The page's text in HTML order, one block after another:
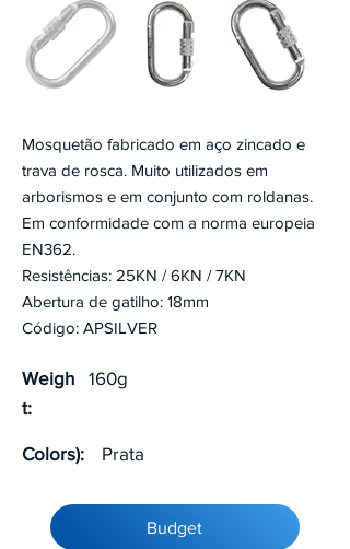
Mosquetão fabricado em aço zincado e
trava de rosca. Muito utilizados em
arborismos e em conjunto com roldanas.
Em conformidade com a norma europeia
EN362.
Resistências: 25KN / 6KN / 7KN
Abertura de gatilho: 18mm
Código: APSILVER
Weigh
t:
160g
Colors): Prata
Budget